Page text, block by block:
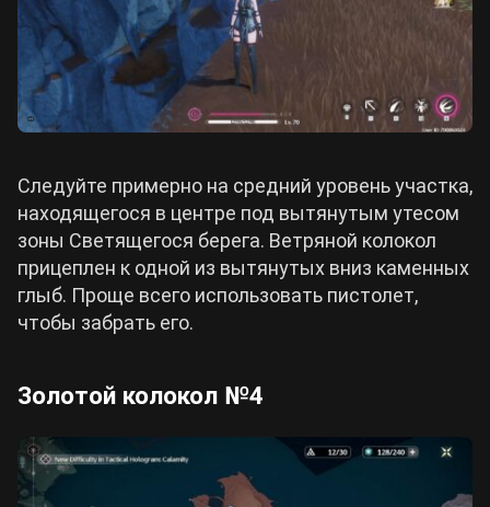
Следуйте примерно на средний уровень участка,
находящегося в центре под вытянутым утесом
зоны Светящегося берега. Ветряной колокол
прицеплен к одной из вытянутых вниз каменных
глыб. Проще всего использовать пистолет,
чтобы забрать его.
Золотой колокол №4